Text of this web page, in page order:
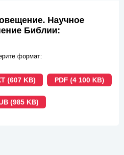
Научное
Библии:
формат:
(607 KB) PDF (4 100 KB)
(985 KB)